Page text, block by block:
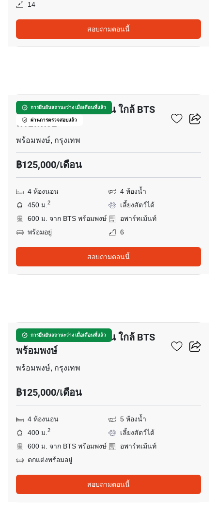
14
สอบถามตอนนี้
การยืนยันสถานะว่าง เมื่อเดือนที่แล้ว
ผ่านการตรวจสอบแล้ว
อพาร์ทเมนต์ 4-ห้องนอน ใกล้ BTS
พร้อมพงษ์
พร้อมพงษ์, กรุงเทพ
฿125,000/เดือน
4 ห้องนอน
4 ห้องน้ำ
450 ม.2
เลี้ยงสัตว์ได้
600 ม. จาก BTS พร้อมพงษ์
อพาร์ทเม้นท์
พร้อมอยู่
6
สอบถามตอนนี้
การยืนยันสถานะว่าง เมื่อเดือนที่แล้ว
อพาร์ทเมนต์ 4-ห้องนอน ใกล้ BTS
พร้อมพงษ์
พร้อมพงษ์, กรุงเทพ
฿125,000/เดือน
4 ห้องนอน
5 ห้องน้ำ
400 ม.2
เลี้ยงสัตว์ได้
600 ม. จาก BTS พร้อมพงษ์
อพาร์ทเม้นท์
ตกแต่งพร้อมอยู่
สอบถามตอนนี้